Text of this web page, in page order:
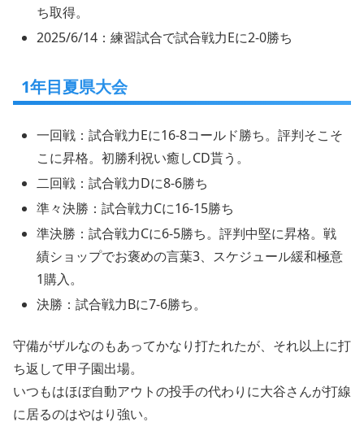
ち取得。
2025/6/14：練習試合で試合戦力Eに2-0勝ち
1年目夏県大会
一回戦：試合戦力Eに16-8コールド勝ち。評判そこそ
こに昇格。初勝利祝い癒しCD貰う。
二回戦：試合戦力Dに8-6勝ち
準々決勝：試合戦力Cに16-15勝ち
準決勝：試合戦力Cに6-5勝ち。評判中堅に昇格。戦
績ショップでお褒めの言葉3、スケジュール緩和極意
1購入。
決勝：試合戦力Bに7-6勝ち。
守備がザルなのもあってかなり打たれたが、それ以上に打
ち返して甲子園出場。
いつもはほぼ自動アウトの投手の代わりに大谷さんが打線
に居るのはやはり強い。